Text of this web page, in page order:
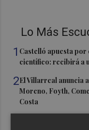
Lo Más
1 Castelló apuesta
científico: recibirá a
2El Villarreal anuncia
Moreno, Foyth,
Costa